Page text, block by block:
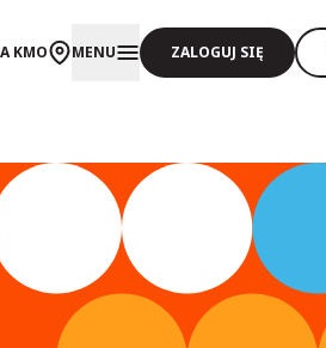
KMO MENU ZALOGUJ SIĘ